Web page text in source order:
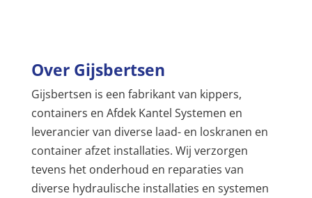
Over Gijsbertsen
Gijsbertsen is een fabrikant van kippers,
containers en Afdek Kantel Systemen en
leverancier van diverse laad- en loskranen en
container afzet installaties. Wij verzorgen
tevens het onderhoud en reparaties van
diverse hydraulische installaties en systemen